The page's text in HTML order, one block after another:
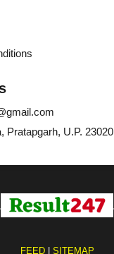
Pratapgarh, U.P.
FEED| SITEMAP